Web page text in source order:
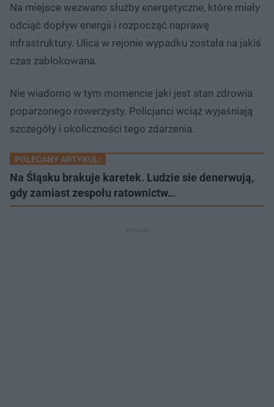
Na miejsce wezwano służby energetyczne, które miały
odciąć dopływ energii i rozpocząć naprawę
infrastruktury. Ulica w rejonie wypadku została na jakiś
czas zablokowana.
Nie wiadomo w tym momencie jaki jest stan zdrowia
poparzonego rowerzysty. Policjanci wciąż wyjaśniają
szczegóły i okoliczności tego zdarzenia.
POLECANY ARTYKUŁ:
Na Śląsku brakuje karetek. Ludzie sie denerwują,
gdy zamiast zespołu ratownictw…